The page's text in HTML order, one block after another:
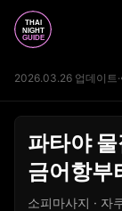
2026.03.26 업데이트·
파타야
금어항부
소피마사지 · 자